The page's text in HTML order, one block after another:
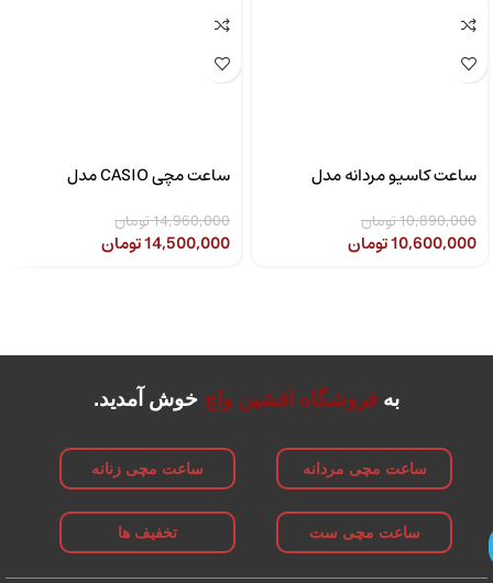
ساعت کاسیو مردانه مدل
10,890,000تومان
10,600,000تومان
ساعت مچی CASIO مدل
14,960,000تومان
14,500,000تومان
به فروشگاه افشین واچ خوش آمدید.
ساعت مچی مردانه ساعت مچی زنانه
ساعت مچی ست تخفیف ها